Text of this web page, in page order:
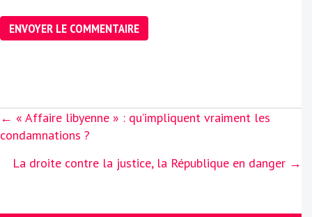
Posts
navigation
← « Affaire libyenne » : qu’impliquent vraiment les
condamnations ?
La droite contre la justice, la République en danger →